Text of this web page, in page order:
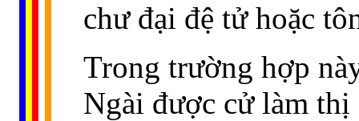
chư đại đệ tử hoặc
Trong trường hợp
Ngài được cử làm